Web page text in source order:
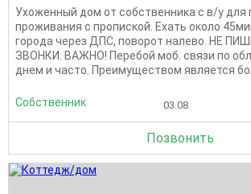
Ухоженный дом от собственника с в/у для
проживания с пропиской. Ехать около
города через ДПС, поворот налево. НЕ
ЗВОНКИ. ВАЖНО! Перебой моб. связи по
днем и часто. Преимуществом является
Собственник 03.08
Позвонить